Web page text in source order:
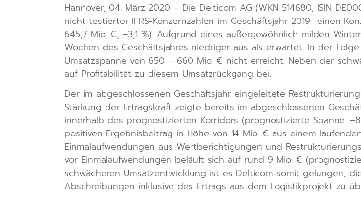
Hannover, 04. März 2020 – Die Delticom AG (WKN 514680, ISIN
nicht testierter IFRS-Konzernzahlen im Geschäftsjahr 2019 einen
645,7 Mio. €, –3,1 %). Aufgrund eines außergewöhnlich milden
Wochen des Geschäftsjahres niedriger aus als erwartet. In der
Umsatzspanne von 650 – 660 Mio. € nicht erreicht. Neben der
auf Profitabilität zu diesem Umsatzrückgang bei.
Der im abgeschlossenen Geschäftsjahr eingeleitete
Stärkung der Ertragskraft zeigte bereits im abgeschlossenen
innerhalb des prognostizierten Korridors (prognostizierte Spanne:
positiven Ergebnisbeitrag in Höhe von 14 Mio. € aus einem
Einmalaufwendungen aus Wertberichtigungen und
vor Einmalaufwendungen beläuft sich auf rund 9 Mio. €
schwächeren Umsatzentwicklung ist es Delticom somit gelungen,
Abschreibungen inklusive des Ertrags aus dem Logistikprojekt zu